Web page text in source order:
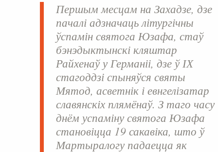
Першым месцам на Захадзе, дзе
пачалі адзначаць літургічны
ўспамін святога Юзафа, стаў
бэнэдыктынскі кляштар
Райхенаў у Германіі, дзе ў ІХ
стагоддзі спыняўся святы
Мятод, асветнік і евнгелізатар
славянскіх плямёнаў. З таго часу
днём успаміну святога Юзафа
становіцца 19 сакавіка, што ў
Мартыралогу падаецца як